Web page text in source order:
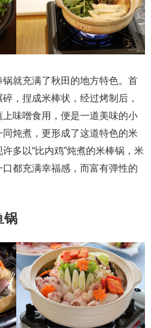
就充满了秋田的地方特色。首
，捏成米棒状，经过烤制后，
味噌食用，便是一道美味的小
炖煮，更形成了这道特色的米
多以“比内鸡”炖煮的米棒锅，米
都充满幸福感，而富有弹性的
锅